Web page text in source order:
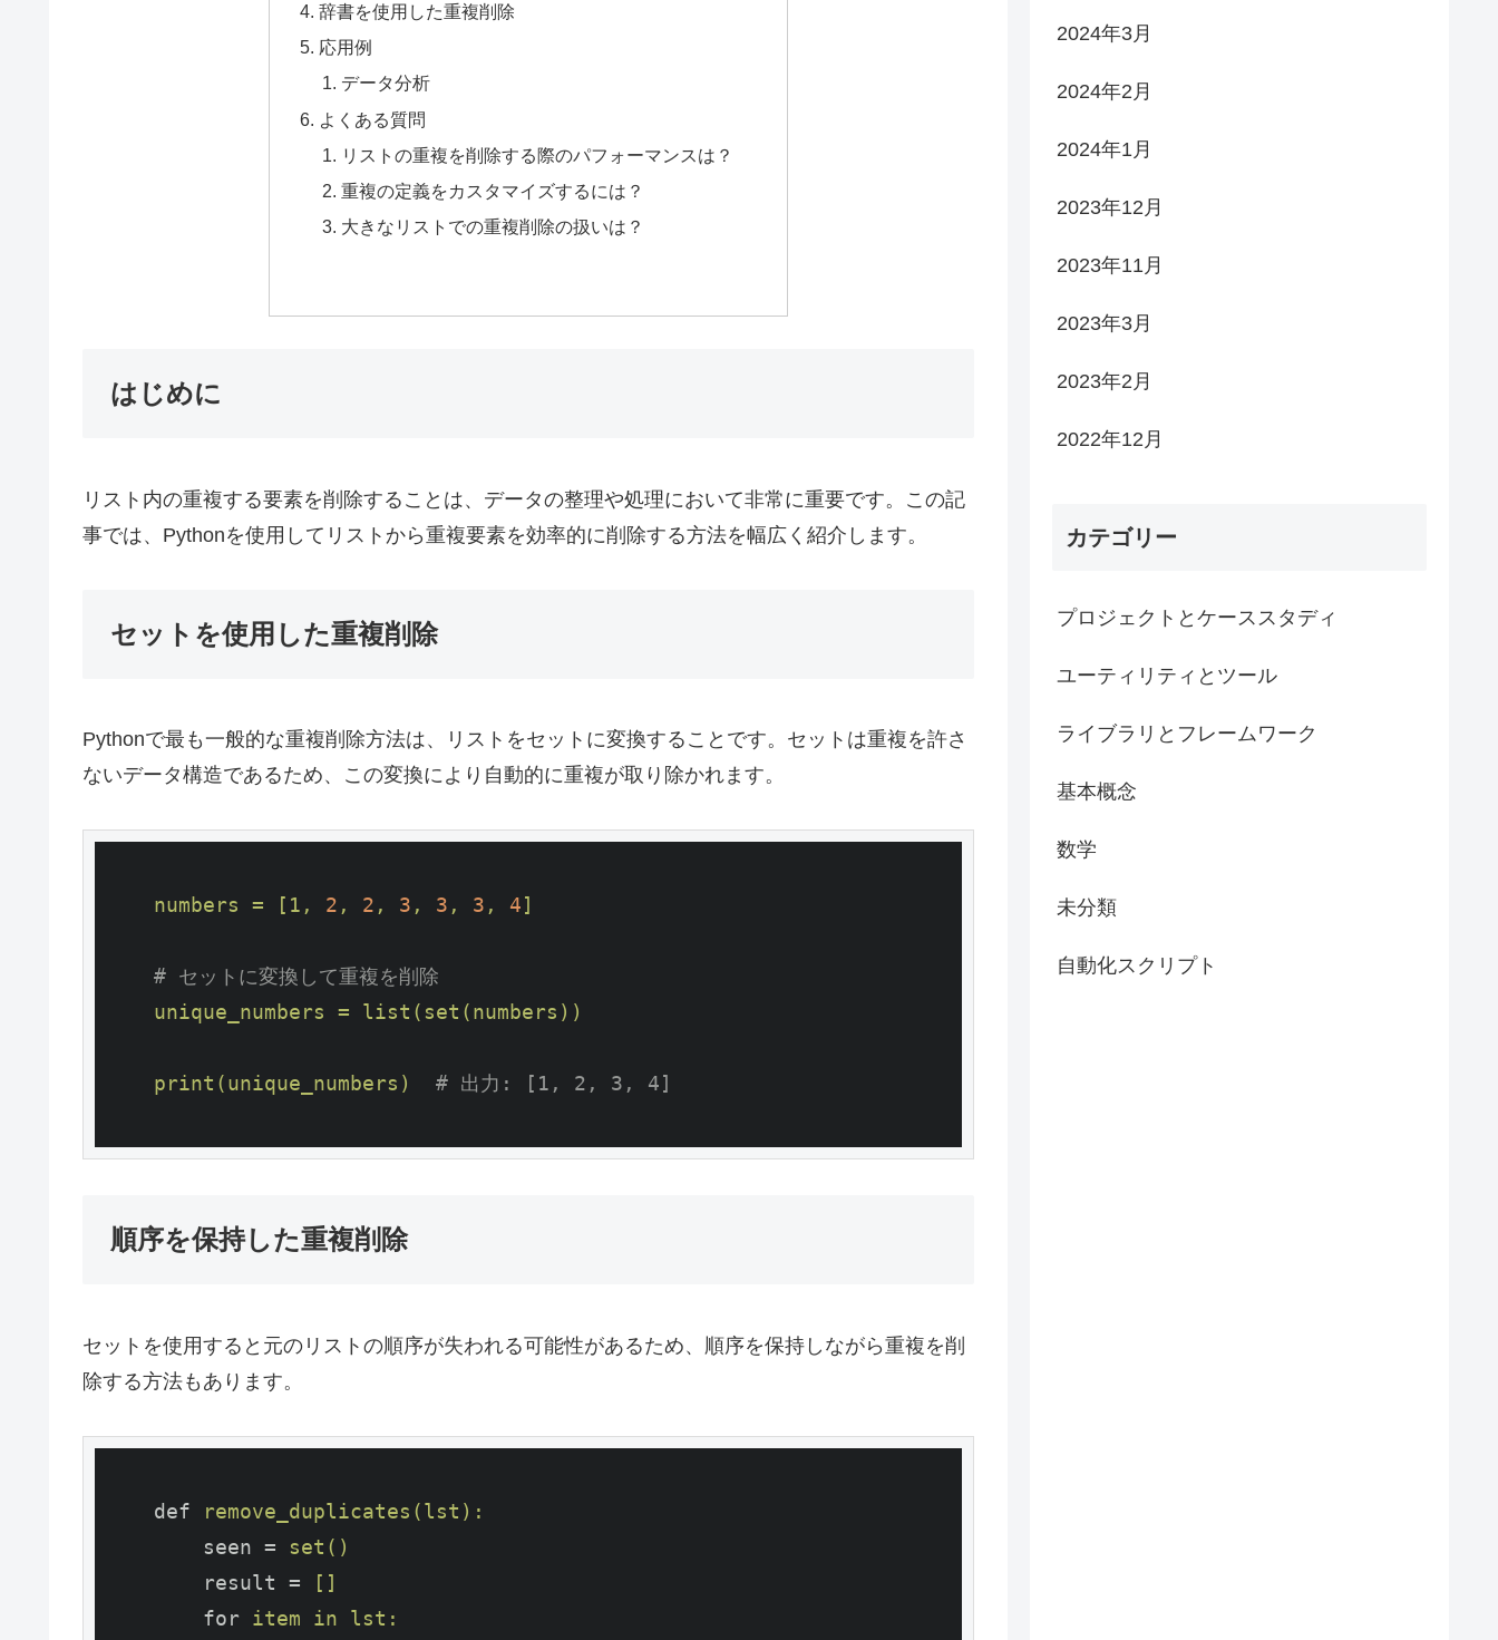
辞書を使用した重複削除
応用例
データ分析
よくある質問
リストの重複を削除する際のパフォーマンスは？
重複の定義をカスタマイズするには？
大きなリストでの重複削除の扱いは？
はじめに
リスト内の重複する要素を削除することは、データの整理や処理において非常に重要です。この記
事では、Pythonを使用してリストから重複要素を効率的に削除する方法を幅広く紹介します。
セットを使用した重複削除
Pythonで最も一般的な重複削除方法は、リストをセットに変換することです。セットは重複を許さ
ないデータ構造であるため、この変換により自動的に重複が取り除かれます。
numbers = [1, 2 , 2 , 3 , 3 , 3 , 4]
# セットに変換して重複を削除
unique_numbers
= list(set(numbers))
print(unique_numbers) # 出力: [1, 2, 3, 4]
順序を保持した重複削除
セットを使用すると元のリストの順序が失われる可能性があるため、順序を保持しながら重複を削
除する方法もあります。
def
remove_duplicates(lst):
seen = set()
result =
[]
for item in lst:
2024年3月
2024年2月
2024年1月
2023年12月
2023年11月
2023年3月
2023年2月
2022年12月
カテゴリー
プロジェクトとケーススタディ
ユーティリティとツール
ライブラリとフレームワーク
基本概念
数学
未分類
自動化スクリプト